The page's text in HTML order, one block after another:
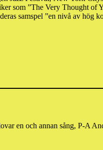
som ”The Very Thought of
samspel ”en nivå av hög
en och annan sång, P-A